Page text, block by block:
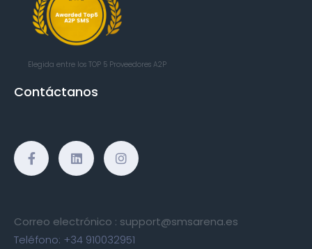
Elegida entre los TOP 5 Proveedores A2P
Contáctanos
Correo electrónico : support@smsarena.es
Teléfono: +34 910032951